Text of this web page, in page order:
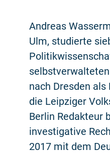
Andreas
Ulm, studierte
nach Dresden
die Leipziger
Berlin Redakteur
investigative
2017 mit dem